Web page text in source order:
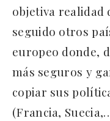
objetiva realidad
seguido otros
europeo donde,
más seguros y
copiar sus
(Francia,